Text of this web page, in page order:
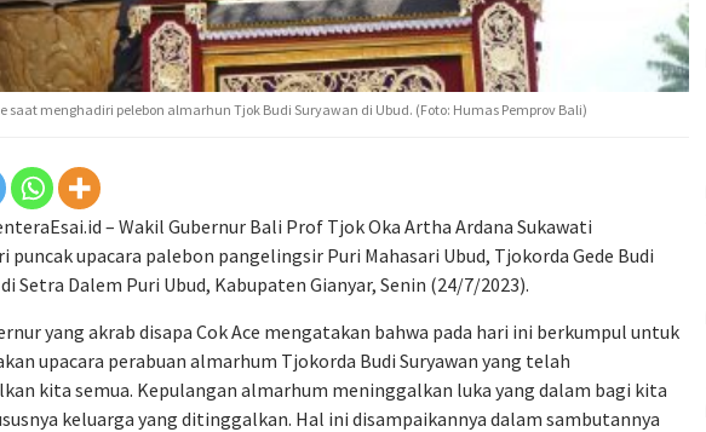
saat menghadiri pelebon almarhun Tjok Budi Suryawan di Ubud. (Foto: Humas Pemprov Bali)
– Wakil Gubernur Bali Prof Tjok Oka Artha Ardana Sukawati
puncak upacara palebon pangelingsir Puri Mahasari Ubud, Tjokorda Gede Budi
Setra Dalem Puri Ubud, Kabupaten Gianyar, Senin (24/7/2023).
yang akrab disapa Cok Ace mengatakan bahwa pada hari ini berkumpul untuk
upacara perabuan almarhum Tjokorda Budi Suryawan yang telah
kita semua. Kepulangan almarhum meninggalkan luka yang dalam bagi kita
keluarga yang ditinggalkan. Hal ini disampaikannya dalam sambutannya